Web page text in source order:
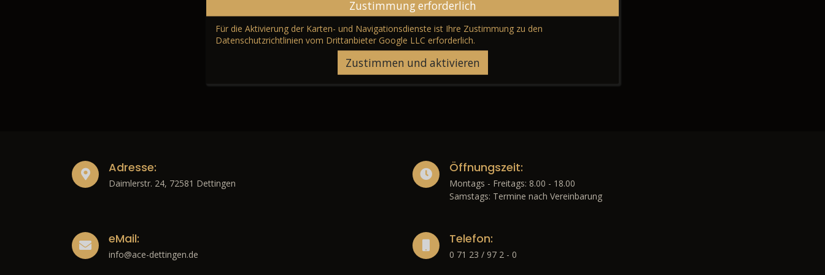
Zustimmung erforderlich
Für die Aktivierung der Karten- und Navigationsdienste ist Ihre Zustimmung zu den
Datenschutzrichtlinien vom Drittanbieter Google LLC erforderlich.
Zustimmen und aktivieren
Adresse:
Daimlerstr. 24, 72581 Dettingen
Öffnungszeit:
Montags - Freitags: 8.00 - 18.00
Samstags: Termine nach Vereinbarung
eMail:
info@ace-dettingen.de
Telefon:
0 71 23 / 97 2 - 0